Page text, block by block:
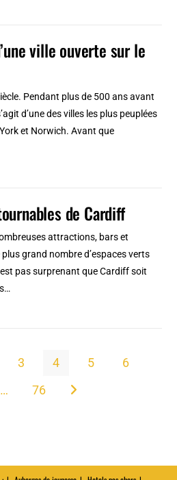
ville ouverte sur le
Pendant plus de 500 ans avant
d’une des villes les plus peuplées
et Norwich. Avant que
de Cardiff
attractions, bars et
grand nombre d’espaces verts
pas surprenant que Cardiff soit
3 4 5
6
… 76 Aller à la page suivante